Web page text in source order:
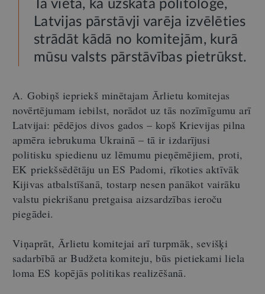
Tā vietā, kā uzskata politoloģe,
Latvijas pārstāvji varēja izvēlēties
strādāt kādā no komitejām, kurā
mūsu valsts pārstāvības pietrūkst.
A. Gobiņš iepriekš minētajam Ārlietu komitejas
novērtējumam iebilst, norādot uz tās nozīmīgumu arī
Latvijai: pēdējos divos gados – kopš Krievijas pilna
apmēra iebrukuma Ukrainā – tā ir izdarījusi
politisku spiedienu uz lēmumu pieņēmējiem, proti,
EK priekšsēdētāju un ES Padomi, rīkoties aktīvāk
Kijivas atbalstīšanā, tostarp nesen panākot vairāku
valstu piekrišanu pretgaisa aizsardzības ieroču
piegādei.
Viņaprāt, Ārlietu komitejai arī turpmāk, sevišķi
sadarbībā ar Budžeta komiteju, būs pietiekami liela
loma ES kopējās politikas realizēšanā.